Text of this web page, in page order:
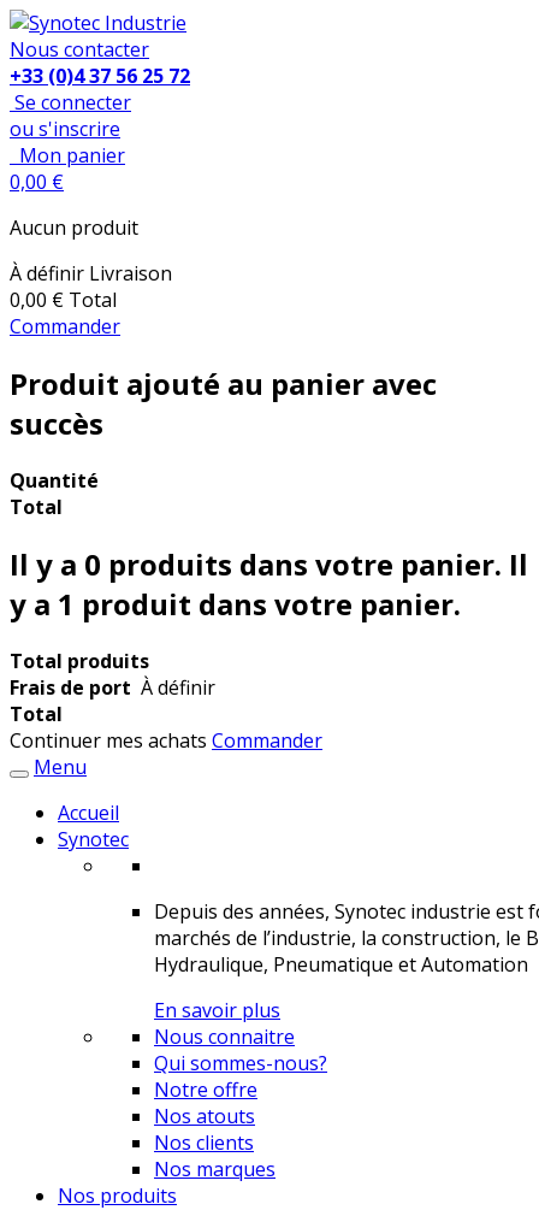
Nous contacter
+33 (0)4 37 56 25 72
Se connecter
ou s'inscrire
Mon panier
0,00 €
Aucun produit
À définir Livraison
0,00 € Total
Commander
Produit ajouté au panier avec
succès
Quantité
Total
Il y a 0 produits dans votre panier. Il
y a 1 produit dans votre panier.
Total produits
Frais de port À définir
Total
Continuer mes achats Commander
Menu
Accueil
Synotec
Depuis des années, Synotec industrie
marchés de l’industrie, la construction, le
Hydraulique, Pneumatique et Automation
En savoir plus
Nous connaitre
Qui sommes-nous?
Notre offre
Nos atouts
Nos clients
Nos marques
Nos produits